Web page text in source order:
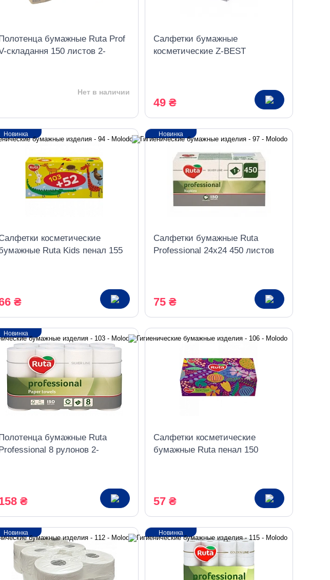
бумажные Ruta Prof
складання 150 листов 2-
Нет в наличии
Салфетки бумажные
косметические Z-BEST
49 ₴
косметические
Ruta Kids пенал 155
₴
Новинка
Салфетки бумажные Ruta
Professional 24х24 450 листов
75 ₴
Новинка
бумажные Ruta
8 рулонов 2-
₴
Новинка
Салфетки косметические
бумажные Ruta пенал 150
57 ₴
Новинка Новинка